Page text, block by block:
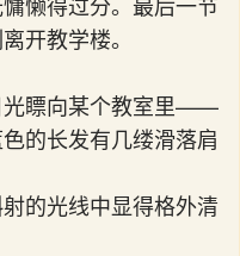
开教学楼。
光瞟向某个教室里——
的长发有几缕滑落肩
的光线中显得格外清